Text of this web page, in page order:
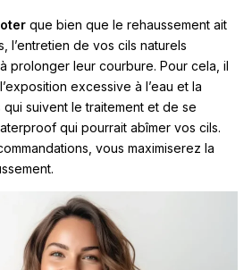
que bien que le rehaussement ait
l’entretien de vos cils naturels
prolonger leur courbure. Pour cela, il
excessive à l’eau et la
suivent le traitement et de se
qui pourrait abîmer vos cils.
vous maximiserez la